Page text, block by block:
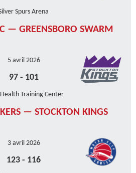
Spurs Arena
— GREENSBORO SWARM
5 avril 2026
97- 101
Health Training Center
— STOCKTON KINGS
3 avril 2026
123 - 116